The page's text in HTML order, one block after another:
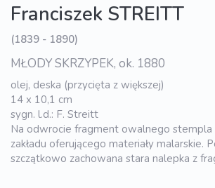
Franciszek STREITT
(1839 - 1890)
MŁODY SKRZYPEK, ok. 1880
olej, deska (przycięta z większej)
14 x 10,1 cm
sygn. l.d.: F. Streitt
Na odwrocie fragment owalnego stempla
zakładu oferującego materiały malarskie.
szczątkowo zachowana stara nalepka z